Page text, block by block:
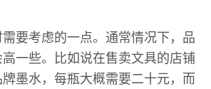
要考虑的一点。通常情况下，品
一些。比如说在售卖文具的店铺
墨水，每瓶大概需要二十元，而